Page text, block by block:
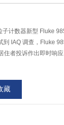
计数器新型 Fluke
到 IAQ 调查，Fluke
住者投诉作出即时响
藏